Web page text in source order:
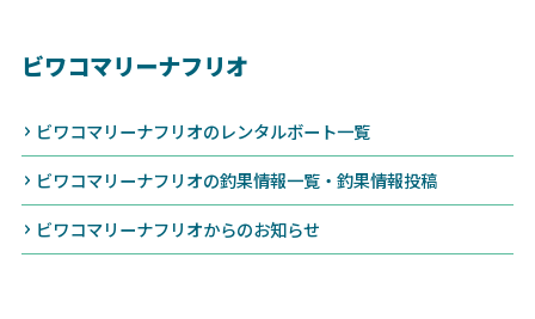
ビワコマリーナフリオ
ビワコマリーナフリオのレンタルボート一覧
ビワコマリーナフリオの釣果情報一覧・釣果情報投稿
ビワコマリーナフリオからのお知らせ